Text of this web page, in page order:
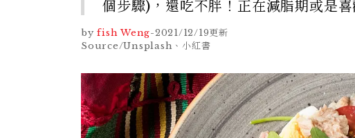
個步驟)，還吃不胖！正在減脂期或是
by fish Weng-2021/12/19更新
Source/Unsplash、小紅書